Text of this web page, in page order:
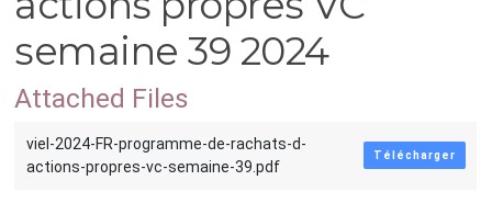
semaine 39 2024
Attached Files
viel-2024-FR-programme-de-rachats-d-
actions-propres-vc-semaine-39.pdf
Télécharger